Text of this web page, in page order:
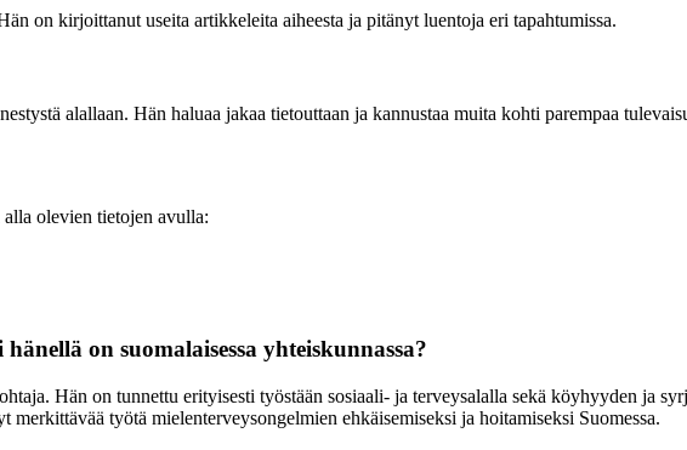
on kirjoittanut useita artikkeleita aiheesta ja pitänyt luentoja eri tapahtumissa.
alallaan. Hän haluaa jakaa tietouttaan ja kannustaa muita kohti parempaa
alla olevien tietojen avulla:
on suomalaisessa yhteiskunnassa?
Hän on tunnettu erityisesti työstään sosiaali- ja terveysalalla sekä köyhyyden ja
työtä mielenterveysongelmien ehkäisemiseksi ja hoitamiseksi Suomessa.